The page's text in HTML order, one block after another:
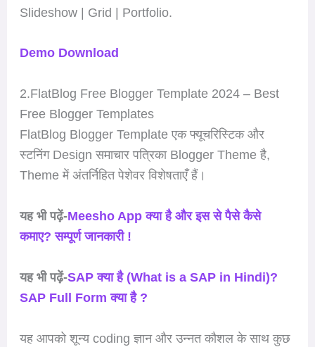
Slideshow | Grid | Portfolio.
Demo Download
2.FlatBlog Free Blogger Template 2024 – Best
Free Blogger Templates
FlatBlog Blogger Template एक फ्यूचरिस्टिक और
स्टनिंग Design समाचार पत्रिका Blogger Theme है,
Theme में अंतर्निहित पेशेवर विशेषताएँ हैं।
यह भी पढ़ें-Meesho App क्या है और इस से पैसे कैसे
कमाए? सम्पूर्ण जानकारी !
यह भी पढ़ें-SAP क्या है (What is a SAP in Hindi)?
SAP Full Form क्या है ?
यह आपको शून्य coding ज्ञान और उन्नत कौशल के साथ कुछ